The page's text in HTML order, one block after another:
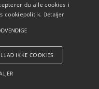
ekspert og vælg den
din løsning
Aps
du alle cookies i
cookiepolitik. Detaljer
IKKE COOKIES